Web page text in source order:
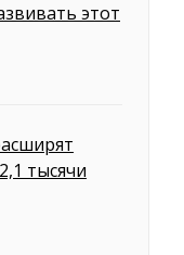
этот
тысячи